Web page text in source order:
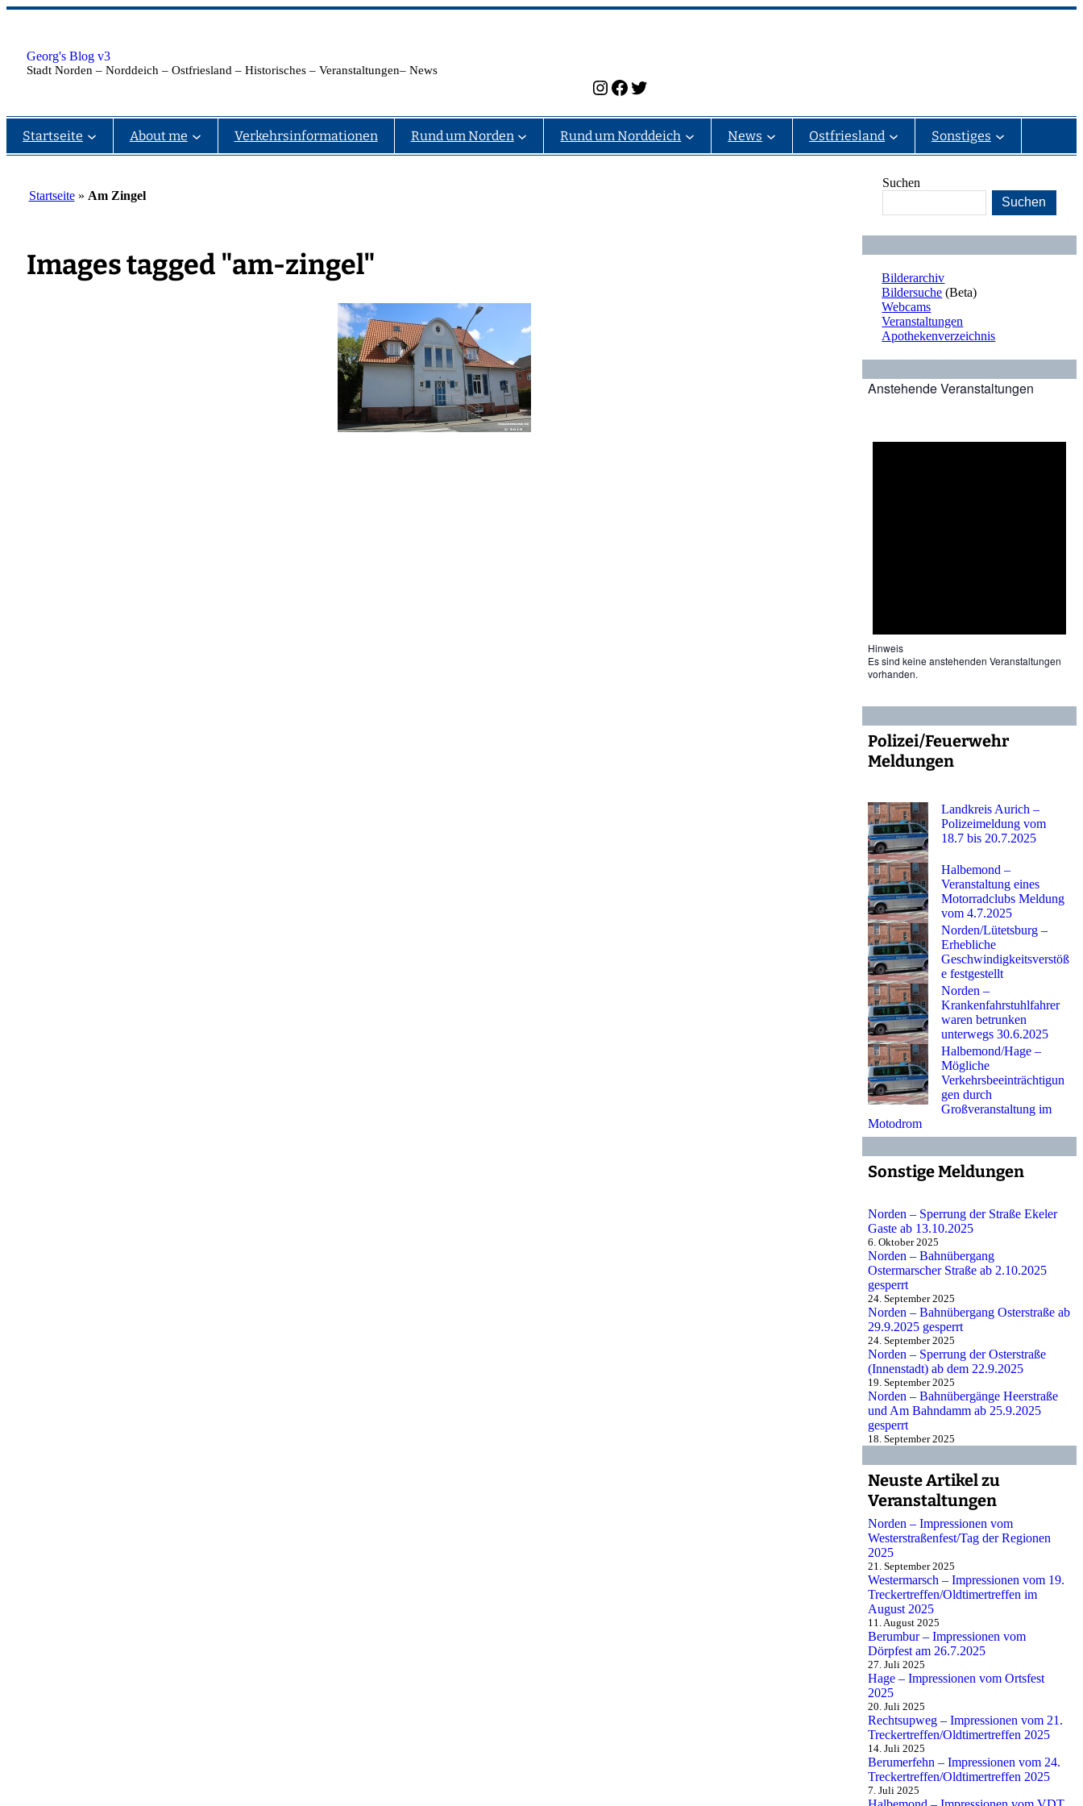
Zum
Georg's Blog v3
Stadt Norden – Norddeich – Ostfriesland – Historisches – Veranstaltungen– News
Instagram Facebook Twitter
Startseite About me Verkehrsinformationen Rund um Norden Rund um Norddeich News Ostfriesland Sonstiges
Startseite» Am Zingel
Images tagged "am-zingel"
Suchen
Suchen
Bilderarchiv
Bildersuche (Beta)
Webcams
Veranstaltungen
Apothekenverzeichnis
Anstehende Veranstaltungen
Hinweis
Es sind keine anstehenden Veranstaltungen
vorhanden.
Polizei/Feuerwehr
Meldungen
Landkreis Aurich –
Polizeimeldung vom
18.7 bis 20.7.2025
Halbemond –
Veranstaltung eines
Motorradclubs Meldung
vom 4.7.2025
Norden/Lütetsburg –
Erhebliche
Geschwindigkeitsverstöß
e festgestellt
Norden –
Krankenfahrstuhlfahrer
waren betrunken
unterwegs 30.6.2025
Halbemond/Hage –
Mögliche
Verkehrsbeeinträchtigun
gen durch
Großveranstaltung im
Motodrom
Sonstige Meldungen
Norden – Sperrung der Straße Ekeler
Gaste ab 13.10.2025
6. Oktober 2025
Norden – Bahnübergang
Ostermarscher Straße ab 2.10.2025
gesperrt
24. September 2025
Norden – Bahnübergang Osterstraße ab
29.9.2025 gesperrt
24. September 2025
Norden – Sperrung der Osterstraße
(Innenstadt) ab dem 22.9.2025
19. September 2025
Norden – Bahnübergänge Heerstraße
und Am Bahndamm ab 25.9.2025
gesperrt
18. September 2025
Neuste Artikel zu
Veranstaltungen
Norden – Impressionen vom
Westerstraßenfest/Tag der Regionen
2025
21. September 2025
Westermarsch – Impressionen vom 19.
Treckertreffen/Oldtimertreffen im
August 2025
11. August 2025
Berumbur – Impressionen vom
Dörpfest am 26.7.2025
27. Juli 2025
Hage – Impressionen vom Ortsfest
2025
20. Juli 2025
Rechtsupweg – Impressionen vom 21.
Treckertreffen/Oldtimertreffen 2025
14. Juli 2025
Berumerfehn – Impressionen vom 24.
Treckertreffen/Oldtimertreffen 2025
7. Juli 2025